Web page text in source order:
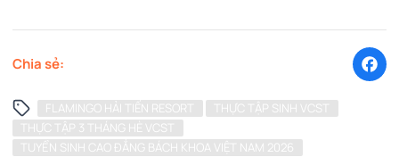
Chia sẻ:
FLAMINGO HẢI TIẾN RESORT
THỰC TẬP SINH VCST
THỰC TẬP 3 THÁNG HÈ VCST
TUYỂN SINH CAO ĐẲNG BÁCH KHOA VIỆT NAM 2026